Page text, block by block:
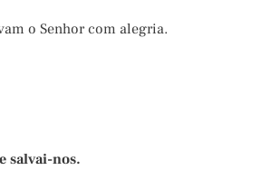
o Senhor com alegria.
salvai-nos.